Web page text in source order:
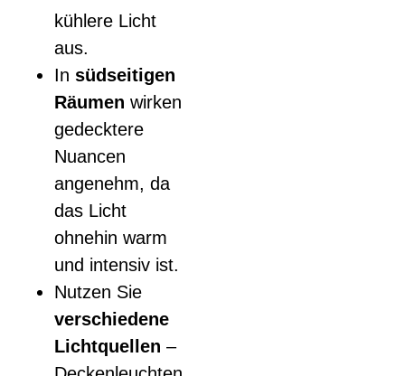
kühlere Licht
aus.
In südseitigen
Räumen wirken
gedecktere
Nuancen
angenehm, da
das Licht
ohnehin warm
und intensiv ist.
Nutzen Sie
verschiedene
Lichtquellen –